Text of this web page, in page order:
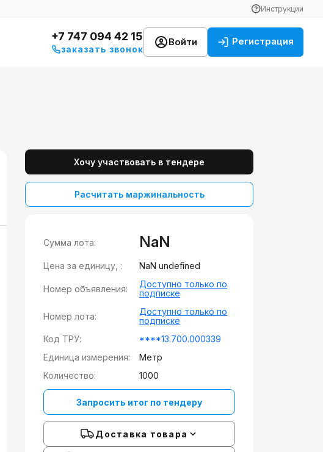
Инструкции
+7 747 094 42 15
заказать звонок
Войти Регистрация
Хочу участвовать в тендере
Расчитать маржинальность
Сумма лота: NaN
Цена за единицу, : NaN undefined
Номер объявления:
Доступно только по
подписке
Номер лота:
Доступно только по
подписке
Код ТРУ:
****13.700.000339
Единица измерения:
Метр
Количество:
1000
Запросить итог по тендеру
Доставка товара